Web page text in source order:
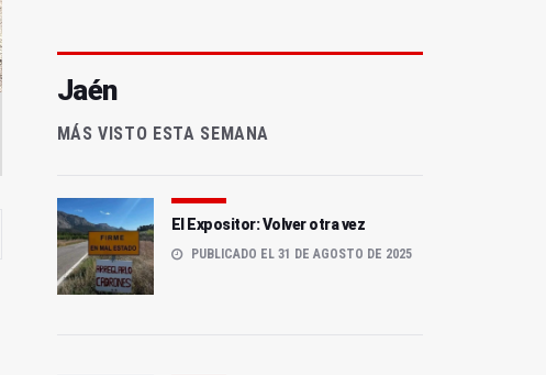
Jaén
MÁS VISTO ESTA SEMANA
El Expositor: Volver otra vez
PUBLICADO EL 31 DE AGOSTO DE 2025